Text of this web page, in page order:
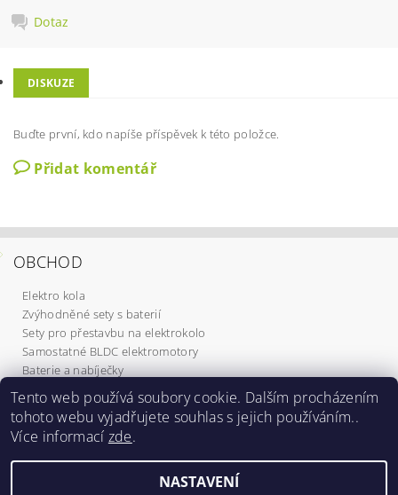
Dotaz
DISKUZE
Buďte první, kdo napíše příspěvek k této položce.
Přidat komentář
OBCHOD
Elektro kola
Zvýhodněné sety s baterií
Sety pro přestavbu na elektrokolo
Samostatné BLDC elektromotory
Baterie a nabíječky
Komponenty
Elektrokoloběžky
Služby
Dárkové poukazy
Elektrokola Michal, všechna práva vyhrazena
Tento web používá soubory cookie. Dalším procházením
tohoto webu vyjadřujete souhlas s jejich používáním..
Více informací zde.
NASTAVENÍ